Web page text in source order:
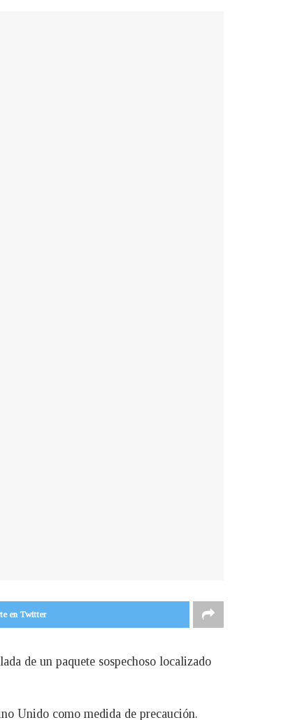
en Twitter
de un paquete sospechoso localizado
Unido como medida de precaución.